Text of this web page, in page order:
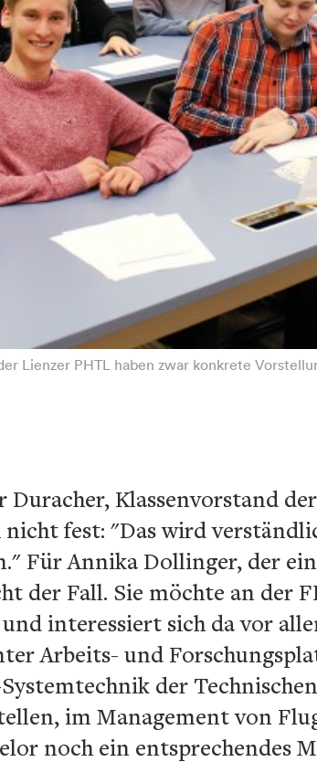
Lienzer PHTL haben zwar konkrete
Duracher, Klassenvorstand
nicht fest: "Das wird
Für Annika Dollinger, der
der Fall. Sie möchte an der
interessiert sich da vor
Arbeits- und
der
im Management von
noch ein entsprechendes